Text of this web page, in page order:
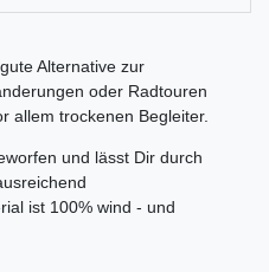
Alternative zur
oder Radtouren
allem trockenen Begleiter.
und lässt Dir durch
ist 100% wind - und